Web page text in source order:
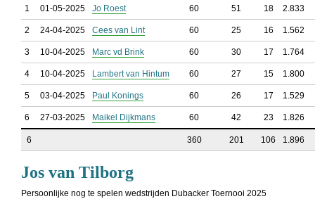
1 01-05-2025 Jo Roest 60 51 18 2.833
2 24-04-2025 Cees van Lint 60 25 16 1.562
3 10-04-2025 Marc vd Brink 60 30 17 1.764
4 10-04-2025 Lambert van Hintum 60 27 15 1.800
5 03-04-2025 Paul Konings 60 26 17 1.529
6 27-03-2025 Maikel Dijkmans 60 42 23 1.826
6 360 201 106 1.896
Jos van Tilborg
Persoonlijke nog te spelen wedstrijden Dubacker Toernooi 2025